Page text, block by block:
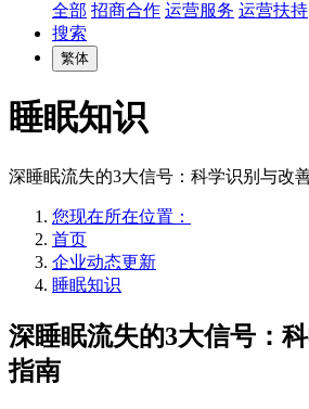
全部 招商合作 运营服务 运营扶持
搜索
繁体
睡眠知识
深睡眠流失的3大信号：科学识别与改
您现在所在位置：
首页
企业动态更新
睡眠知识
深睡眠流失的3大信号：
指南